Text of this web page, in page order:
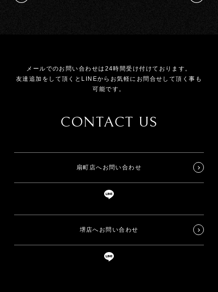
メールでのお問い合わせは24時間受け付けております。
友達追加をして頂くとLINEからお気軽にお問合せして頂く事も
可能です。
CONTACT US
扇町店へお問い合わせ
堺店へお問い合わせ